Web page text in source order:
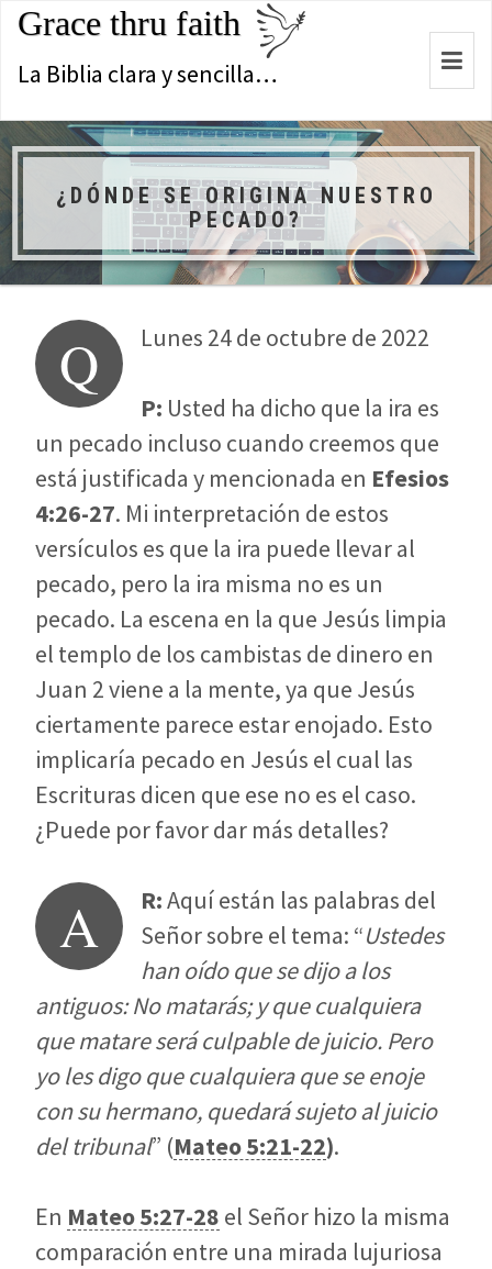
Grace thru faith
La Biblia clara y sencilla…
¿DÓNDE SE ORIGINA NUESTRO
PECADO?
Q Lunes 24 de octubre de 2022
P: Usted ha dicho que la ira es
un pecado incluso cuando creemos que
está justificada y mencionada en Efesios
4:26-27. Mi interpretación de estos
versículos es que la ira puede llevar al
pecado, pero la ira misma no es un
pecado. La escena en la que Jesús limpia
el templo de los cambistas de dinero en
Juan 2viene a la mente, ya que Jesús
ciertamente parece estar enojado. Esto
implicaría pecado en Jesús el cual las
Escrituras dicen que ese no es el caso.
¿Puede por favor dar más detalles?
A R:Aquí están las palabras del
Señor sobre el tema: “Ustedes
han oído que se dijo a los
antiguos: No matarás; y que cualquiera
que matare será culpable de juicio. Pero
yo les digo que cualquiera que se enoje
con su hermano, quedará sujeto al juicio
del tribunal” (Mateo 5:21-22).
En Mateo 5:27-28 el Señor hizo la misma
comparación entre una mirada lujuriosa